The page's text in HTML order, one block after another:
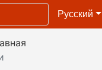
Pусский